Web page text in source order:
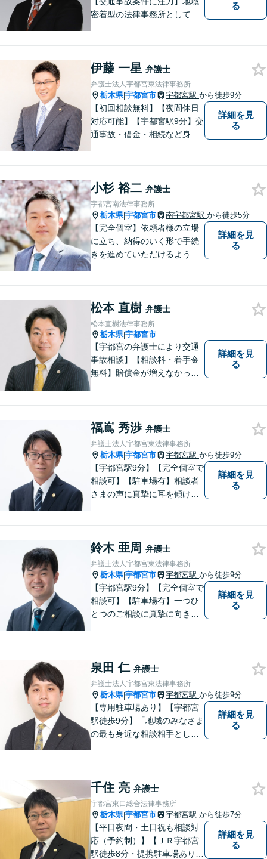
密着型の法律事務所として、
力を入れております。まずは
お気軽にご相談ください。
る
伊藤 一星 弁護士
弁護士法人宇都宮東法律事務所
栃木県|宇都宮市 宇都宮駅 から徒歩9分
【初回相談無料】【夜間休日
対応可能】【宇都宮駅9分】交
通事故・借金・相続など身近
っくり耳を傾け、まずは不安
を取り除いた上で今後の見通
しをわかりやすく説明しま
す。
詳細を見
る
小杉 裕二 弁護士
宇都宮南法律事務所
栃木県|宇都宮市 南宇都宮駅 から徒歩5分
【完全個室】依頼者様の立場
に立ち、納得のいく形で手続
きを進めていただけるよう、
識し、常に誠実で真摯な対応
を心掛けています。【南宇都
宮駅5分】
詳細を見
る
松本 直樹 弁護士
松本直樹法律事務所
栃木県|宇都宮市
【宇都宮の弁護士により交通
事故相談】【相談料・着手金
無料】賠償金が増えなかった
う強い思いから，交通事故問
題に積極的に取り組んでいま
す。お気軽にお問い合わせく
ださい。
詳細を見
る
福嶌 秀渉 弁護士
弁護士法人宇都宮東法律事務所
栃木県|宇都宮市 宇都宮駅 から徒歩9分
【宇都宮駅9分】【完全個室で
相談可】【駐車場有】相談者
さまの声に真摯に耳を傾け、
を心がけ、信頼いただける弁
護士でありたいと思っていま
す。
詳細を見
る
鈴木 亜周 弁護士
弁護士法人宇都宮東法律事務所
栃木県|宇都宮市 宇都宮駅 から徒歩9分
【宇都宮駅9分】【完全個室で
相談可】【駐車場有】一つひ
とつのご相談に真摯に向き合
も構いません。 まずはお気軽
にご相談ください。
詳細を見
る
泉田 仁 弁護士
弁護士法人宇都宮東法律事務所
栃木県|宇都宮市 宇都宮駅 から徒歩9分
【専用駐車場あり】【宇都宮
駅徒歩9分】「地域のみなさま
の最も身近な相談相手として
通事故／遺産相続／借金問題
／企業法務／離婚問題などさ
まざまな分野に力を入れてお
ります。
詳細を見
る
千住 亮 弁護士
宇都宮東口総合法律事務所
栃木県|宇都宮市 宇都宮駅 から徒歩7分
【平日夜間・土日祝も相談対
応（予約制）】【ＪＲ宇都宮
駅徒歩8分・提携駐車場あり】
詳細を見
る